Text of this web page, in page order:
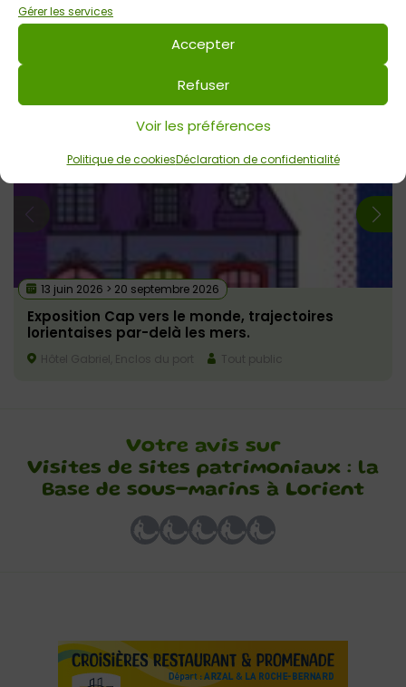
Gérer les services
Accepter
Refuser
Voir les préférences
Politique de cookiesDéclaration de confidentialité
Photo : Bernard Galeron / Ville de Lorient
Autres événementsà venir
13 juin 2026 > 20 septembre 2026
Exposition Cap vers le monde, trajectoires
lorientaises par-delà les mers.
Hôtel Gabriel, Enclos du port Tout public
Votre avis sur
Visites de sites patrimoniaux : la
Base de sous-marins à Lorient